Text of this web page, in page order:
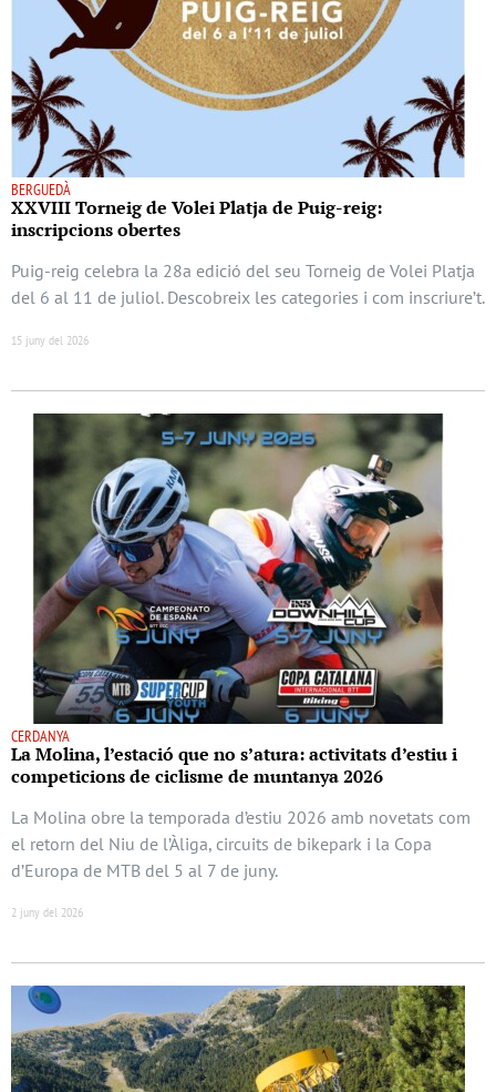
BERGUEDÀ
XXVIII Torneig de Volei Platja de Puig-reig:
inscripcions obertes
Puig-reig celebra la 28a edició del seu Torneig de Volei Platja
del 6 al 11 de juliol. Descobreix les categories i com inscriure’t.
15 juny del 2026
CERDANYA
La Molina, l’estació que no s’atura: activitats d’estiu i
competicions de ciclisme de muntanya 2026
La Molina obre la temporada d’estiu 2026 amb novetats com
el retorn del Niu de l’Àliga, circuits de bikepark i la Copa
d’Europa de MTB del 5 al 7 de juny.
2 juny del 2026